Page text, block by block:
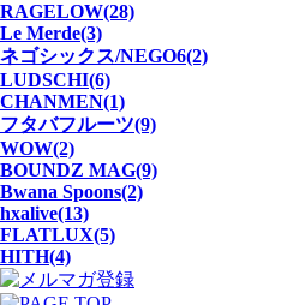
RAGELOW(28)
Le Merde(3)
ネゴシックス/NEGO6(2)
LUDSCHI(6)
CHANMEN(1)
フタバフルーツ(9)
WOW(2)
BOUNDZ MAG(9)
Bwana Spoons(2)
hxalive(13)
FLATLUX(5)
HITH(4)